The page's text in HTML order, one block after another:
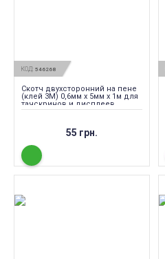
КОД: 546268
Скотч двухсторонний на пене
(клей 3M) 0,6мм х 5мм х 1м для
тачскринов и дисплеев
55 грн.